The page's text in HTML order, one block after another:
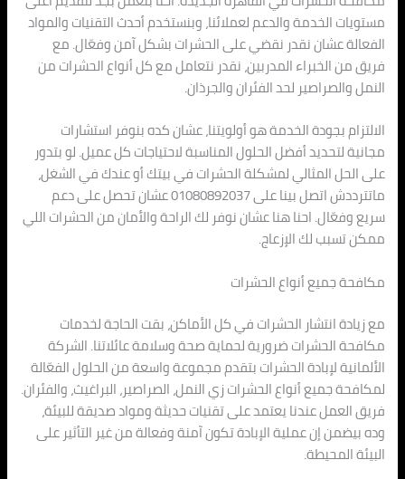
مستويات الخدمة والدعم لعملائنا، وبنستخدم أحدث التقنيات والمواد
الفعالة عشان نقدر نقضي على الحشرات بشكل آمن وفعّال. مع
فريق من الخبراء المدربين، نقدر نتعامل مع كل أنواع الحشرات من
النمل والصراصير لحد الفئران والجرذان.
الالتزام بجودة الخدمة هو أولويتنا، عشان كده بنوفر استشارات
مجانية لتحديد أفضل الحلول المناسبة لاحتياجات كل عميل. لو بتدور
على الحل المثالي لمشكلة الحشرات في بيتك أو عندك في الشغل،
ماتترددش اتصل بينا على 01080892037 عشان تحصل على دعم
سريع وفعّال. احنا هنا عشان نوفر لك الراحة والأمان من الحشرات اللي
ممكن تسبب لك الإزعاج.
مكافحة جميع أنواع الحشرات
مع زيادة انتشار الحشرات في كل الأماكن، بقت الحاجة لخدمات
مكافحة الحشرات ضرورية لحماية صحة وسلامة عائلاتنا. الشركة
الألمانية لإبادة الحشرات بتقدم مجموعة واسعة من الحلول الفعّالة
لمكافحة جميع أنواع الحشرات زي النمل، الصراصير، البراغيث، والفئران.
فريق العمل عندنا يعتمد على تقنيات حديثة ومواد صديقة للبيئة،
وده بيضمن إن عملية الإبادة تكون آمنة وفعالة من غير التأثير على
البيئة المحيطة.